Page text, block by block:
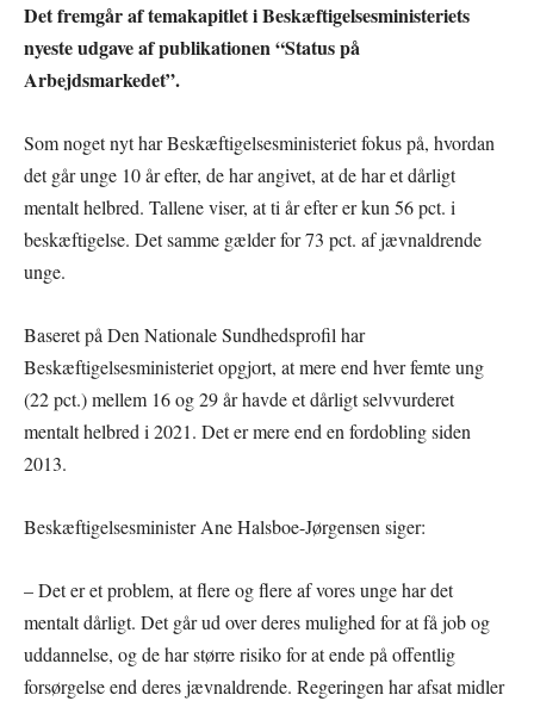
Det fremgår af temakapitlet i Beskæftigelsesministeriets
nyeste udgave af publikationen “Status på
Arbejdsmarkedet”.
Som noget nyt har Beskæftigelsesministeriet fokus på, hvordan
det går unge 10 år efter, de har angivet, at de har et dårligt
mentalt helbred. Tallene viser, at ti år efter er kun 56 pct. i
beskæftigelse. Det samme gælder for 73 pct. af jævnaldrende
unge.
Baseret på Den Nationale Sundhedsprofil har
Beskæftigelsesministeriet opgjort, at mere end hver femte ung
(22 pct.) mellem 16 og 29 år havde et dårligt selvvurderet
mentalt helbred i 2021. Det er mere end en fordobling siden
2013.
Beskæftigelsesminister Ane Halsboe-Jørgensen siger:
– Det er et problem, at flere og flere af vores unge har det
mentalt dårligt. Det går ud over deres mulighed for at få job og
uddannelse, og de har større risiko for at ende på offentlig
forsørgelse end deres jævnaldrende. Regeringen har afsat midler